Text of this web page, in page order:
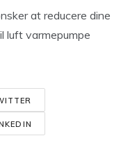
at reducere dine
luft varmepumpe